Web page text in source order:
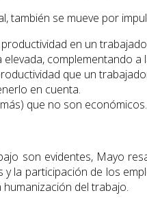
se mueve por
en un
complemen­tando a
que un
en cuenta.
que no son eco­nómicos.
son evidentes, Mayo
la participación de los
del trabajo.